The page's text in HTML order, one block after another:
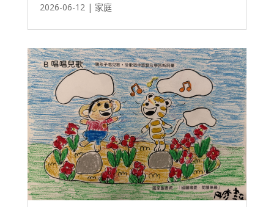
2026-06-12| 家庭